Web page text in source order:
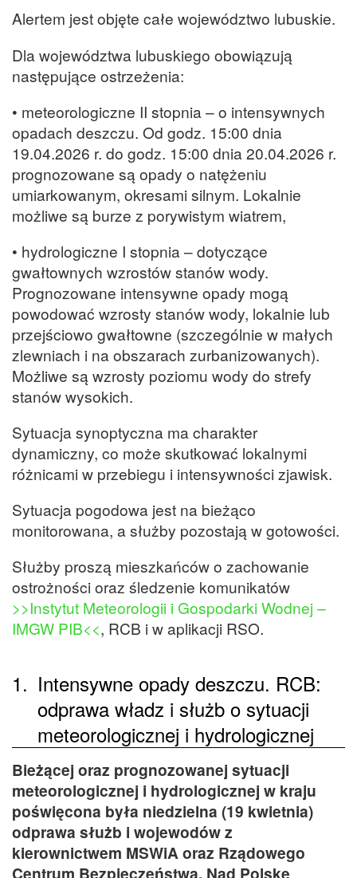
Alertem jest objęte całe województwo lubuskie.
Dla województwa lubuskiego obowiązują
następujące ostrzeżenia:
• meteorologiczne II stopnia – o intensywnych
opadach deszczu. Od godz. 15:00 dnia
19.04.2026 r. do godz. 15:00 dnia 20.04.2026 r.
prognozowane są opady o natężeniu
umiarkowanym, okresami silnym. Lokalnie
możliwe są burze z porywistym wiatrem,
• hydrologiczne I stopnia – dotyczące
gwałtownych wzrostów stanów wody.
Prognozowane intensywne opady mogą
powodować wzrosty stanów wody, lokalnie lub
przejściowo gwałtowne (szczególnie w małych
zlewniach i na obszarach zurbanizowanych).
Możliwe są wzrosty poziomu wody do strefy
stanów wysokich.
Sytuacja synoptyczna ma charakter
dynamiczny, co może skutkować lokalnymi
różnicami w przebiegu i intensywności zjawisk.
Sytuacja pogodowa jest na bieżąco
monitorowana, a służby pozostają w gotowości.
Służby proszą mieszkańców o zachowanie
ostrożności oraz śledzenie komunikatów
>>Instytut Meteorologii i Gospodarki Wodnej –
IMGW PIB<<, RCB i w aplikacji RSO.
1. Intensywne opady deszczu. RCB:
odprawa władz i służb o sytuacji
meteorologicznej i hydrologicznej
Bieżącej oraz prognozowanej sytuacji
meteorologicznej i hydrologicznej w kraju
poświęcona była niedzielna (19 kwietnia)
odprawa służb i wojewodów z
kierownictwem MSWiA oraz Rządowego
Centrum Bezpieczeństwa. Nad Polskę